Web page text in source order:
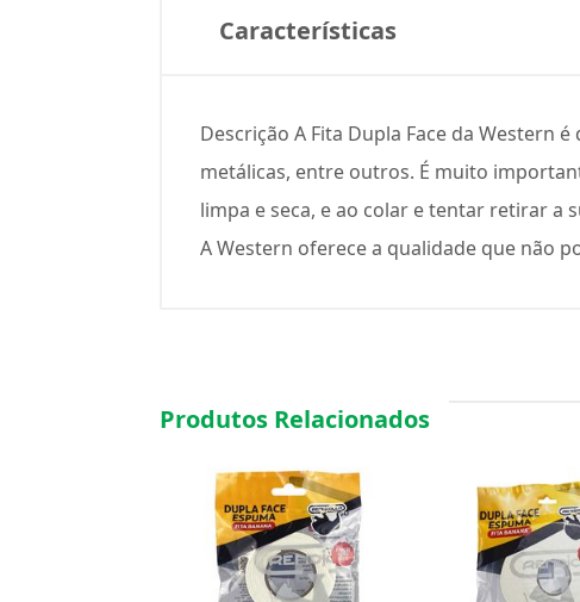
Características
Descrição A Fita Dupla Face da Western
metálicas, entre outros. É muito
limpa e seca, e ao colar e tentar retirar a
A Western oferece a qualidade que não
Produtos Relacionados